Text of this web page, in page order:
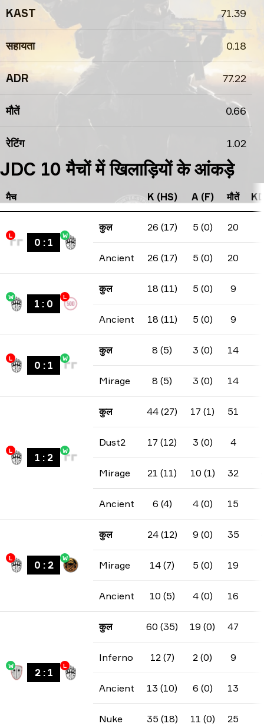
KAST 71.39
सहायता 0.18
ADR 77.22
मौतें 0.66
रेटिंग 1.02
JDC 10 मैचों में खिलाड़ियों के आंकड़े
मैच K (HS) A (F) मौतें
L
0 : 1
W
कुल 26 (17) 5 (0) 20
Ancient 26 (17) 5 (0) 20
W
1 : 0
L
कुल 18 (11) 5 (0) 9
Ancient 18 (11) 5 (0) 9
L
0 : 1
W
कुल 8 (5) 3 (0) 14
Mirage 8 (5) 3 (0) 14
L
1 : 2
W
कुल 44 (27) 17 (1) 51
Dust2 17 (12) 3 (0) 4
Mirage 21 (11) 10 (1) 32
Ancient 6 (4) 4 (0) 15
L
0 : 2
W
कुल 24 (12) 9 (0) 35
Mirage 14 (7) 5 (0) 19
Ancient 10 (5) 4 (0) 16
W
2: 1
L
कुल 60 (35) 19 (0) 47
Inferno 12 (7) 2 (0) 9
Ancient 13 (10) 6 (0) 13
Nuke 35 (18) 11 (0) 25